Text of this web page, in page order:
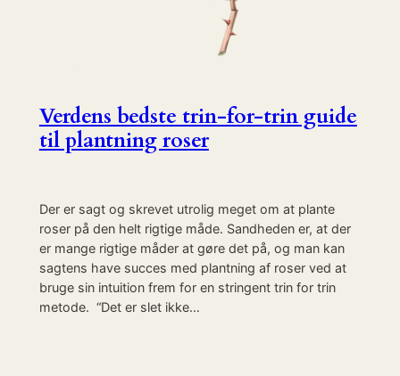
Verdens bedste trin-for-trin guide
til plantning roser
Der er sagt og skrevet utrolig meget om at plante
roser på den helt rigtige måde. Sandheden er, at der
er mange rigtige måder at gøre det på, og man kan
sagtens have succes med plantning af roser ved at
bruge sin intuition frem for en stringent trin for trin
metode. “Det er slet ikke…